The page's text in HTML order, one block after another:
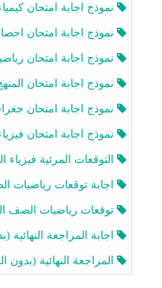
نموذج اجابة امتحان كيمياء الصف
نموذج اجابة امتحان احصاء الصف
نموذج اجابة امتحان رياضيات
نموذج اجابة امتحان المنهج
نموذج اجابة امتحان جغرافيا
نموذج اجابة امتحان فيزياء
التوقعات المرئية فيزياء الصف
اجابة توقعات رياضيات الصف الحادي
توقعات رياضيات الصف الحادي عشر
اجابة المراجعة النهائية (بدون
المراجعة النهائية (بدون المعلق)